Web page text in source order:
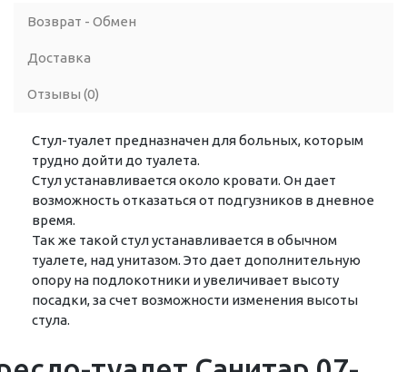
Возврат - Обмен
Доставка
Отзывы (0)
Стул-туалет предназначен для больных, которым
трудно дойти до туалета.
Стул устанавливается около кровати. Он дает
возможность отказаться от подгузников в дневное
время.
Так же такой стул устанавливается в обычном
туалете, над унитазом. Это дает дополнительную
опору на подлокотники и увеличивает высоту
посадки, за счет возможности изменения высоты
стула.